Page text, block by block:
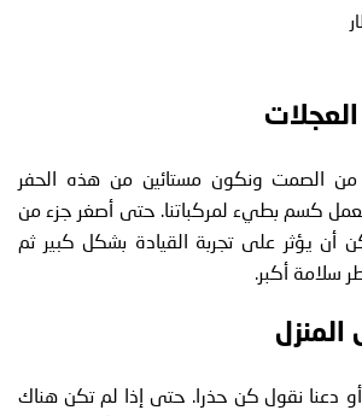
العجلات
الصمت ونكون مستائين من هذه الحفر
كسم بطيء لمركباتنا. حتى أصغر جزء من
أن يؤثر على تجربة القيادة بشكل كبير ثم
سلامة أكبر.
المنزل
دعنا نقول كن حذرا. حتى إذا لم تكن هناك